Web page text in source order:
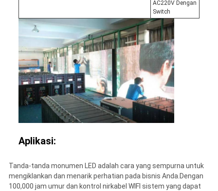
AC220V Dengan
Switch
Aplikasi:
Tanda-tanda monumen LED adalah cara yang sempurna untuk
mengiklankan dan menarik perhatian pada bisnis Anda.Dengan
100,000 jam umur dan kontrol nirkabel WIFI sistem yang dapat